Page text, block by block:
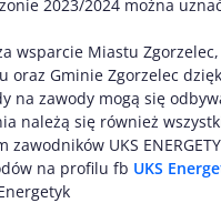
2023/2024 można
wsparcie Miastu
oraz Gminie Zgorzelec
na zawody mogą się
należą się również
zawodników UKS
na profilu fb UKS